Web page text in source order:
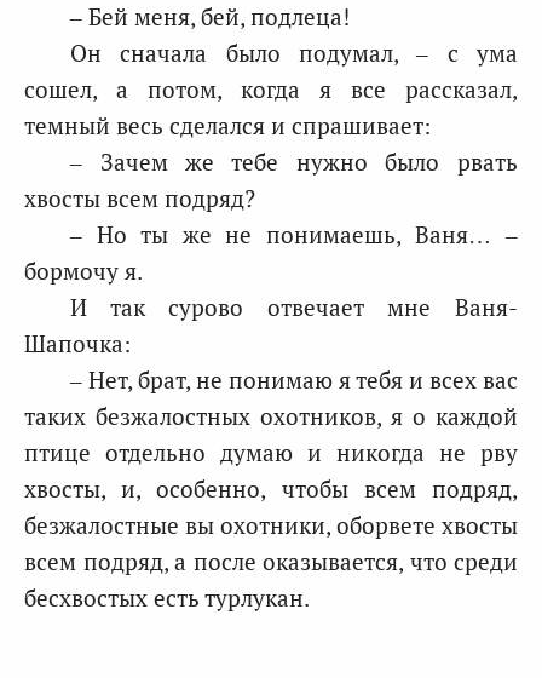
– Бей меня, бей, подлеца!
Он сначала было подумал, – с ума
сошел, а потом, когда я все рассказал,
темный весь сделался и спрашивает:
– Зачем же тебе нужно было рвать
хвосты всем подряд?
– Но ты же не понимаешь, Ваня… –
бормочу я.
И так сурово отвечает мне Ваня-
Шапочка:
– Нет, брат, не понимаю я тебя и всех вас
таких безжалостных охотников, я о каждой
птице отдельно думаю и никогда не рву
хвосты, и, особенно, чтобы всем подряд,
безжалостные вы охотники, оборвете хвосты
всем подряд, а после оказывается, что среди
бесхвостых есть турлукан.